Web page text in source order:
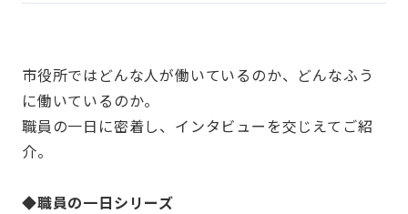
市役所ではどんな人が働いているのか、どんなふう
に働いているのか。
職員の一日に密着し、インタビューを交じえてご紹
介。
◆職員の一日シリーズ